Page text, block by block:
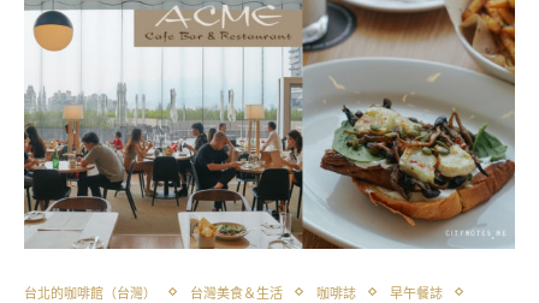
台北的咖啡館（台灣） 台灣美食＆生活 咖啡誌
早午餐誌